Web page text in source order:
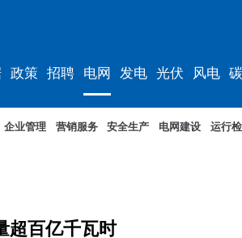
政策 招聘 电网 发电 光伏 风电
企业管理 营销服务 安全生产 电网建设 运行
超百亿千瓦时